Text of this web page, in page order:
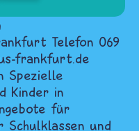
Telefon 069
frankfurt.de
Spezielle
Kinder in
für
Schulklassen und